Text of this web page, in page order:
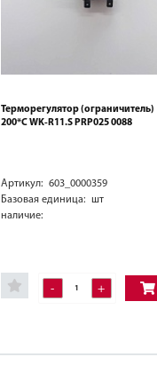
Терморегулятор (ограничитель)
200*C WK-R11.S PRP025 0088
Артикул: 603_0000359
Базовая единица: шт
наличие:
- +